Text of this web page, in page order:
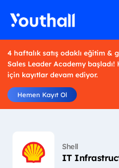
4 haftalık satış odaklı eğitim &
Sales Leader Academy
için kayıtlar devam ediyor.
Hemen Kayıt Ol
Shell
IT